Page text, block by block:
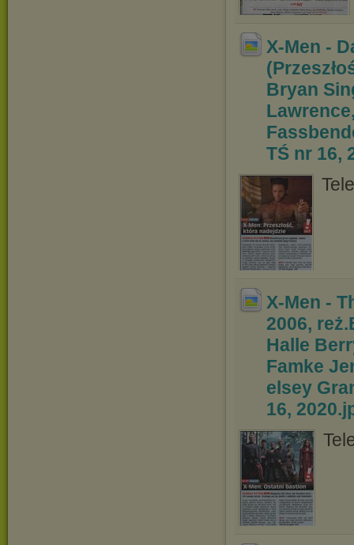
X-Men -
Bryan
TŚ nr 16,
X-Men -
2006, reż.
Halle
Famke
elsey
16, 2020